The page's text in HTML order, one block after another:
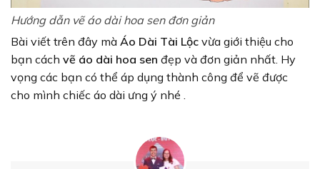
Hướng dẫn vẽ áo dài hoa sen đơn giản
Bài viết trên đây mà Áo Dài Tài Lộc vừa giới thiệu cho
bạn cách vẽ áo dài hoa sen đẹp và đơn giản nhất. Hy
vọng các bạn có thể áp dụng thành công để vẽ được
cho mình chiếc áo dài ưng ý nhé .